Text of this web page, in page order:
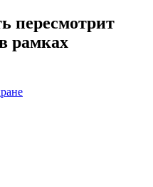
пересмотрит
рамках